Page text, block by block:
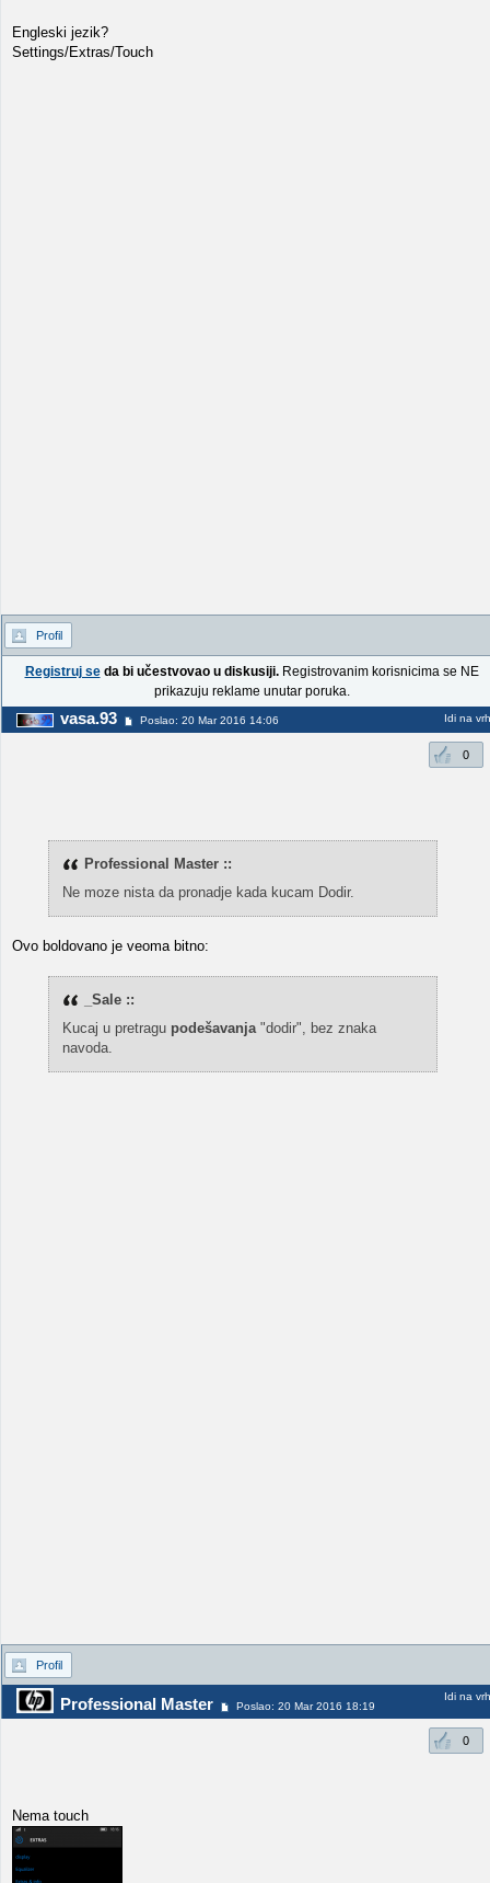
Engleski jezik?
Settings/Extras/Touch
Profil
Registruj seda bi učestvovao u diskusiji.Registrovanim korisnicima se NE
prikazuju reklame unutar poruka.
vasa.93 Poslao: 20 Mar 2016 14:06 Idi na vrh
0
Professional Master ::
Ne moze nista da pronadje kada kucam Dodir.
Ovo boldovano je veoma bitno:
_Sale ::
Kucaj u pretragu podešavanja"dodir", bez znaka
navoda.
Profil
Professional Master Poslao: 20 Mar 2016 18:19
Idi na vrh
0
Nema touch